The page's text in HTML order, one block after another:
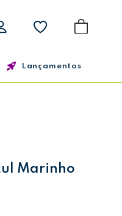
Lançamentos
Marinho